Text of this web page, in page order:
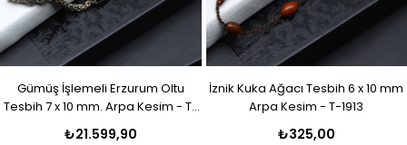
Gümüş İşlemeli Erzurum Oltu
Tesbih 7 x 10 mm. Arpa Kesim - T-
1914
₺21.599,90
İznik Kuka Ağacı Tesbih 6 x 10 mm
Arpa Kesim - T-1913
₺325,00